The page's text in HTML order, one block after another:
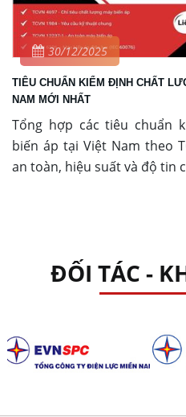
30/12/2025
TIÊU CHUẨN KIỂM ĐỊNH CHẤT
NAM MỚI NHẤT
Tổng hợp các tiêu chuẩn
biến áp tại Việt Nam theo
an toàn, hiệu suất và độ tin
ĐỐI TÁC -